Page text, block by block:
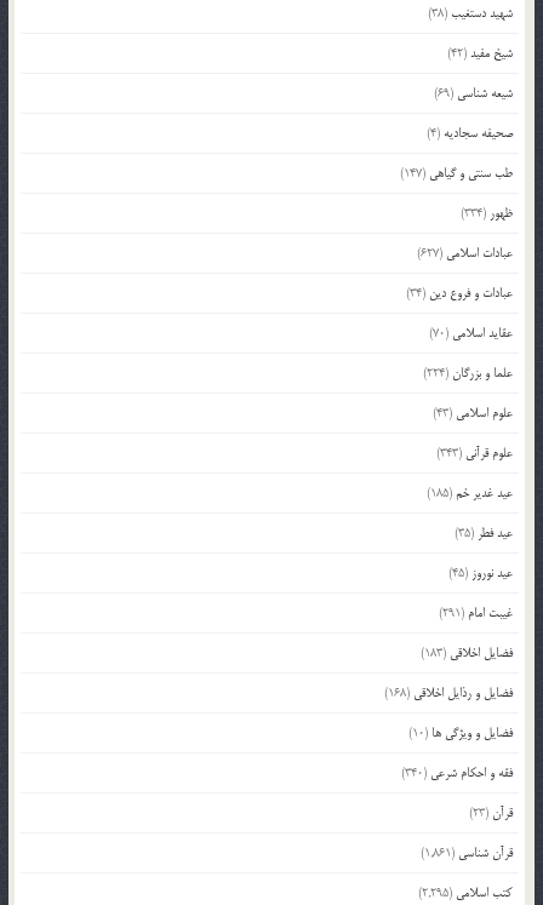
شهید دستغیب(38)
شیخ مفید(42)
شیعه شناسی (69)
صحیفه سجادیه (4)
طب سنتی و گیاهی (147)
ظهور (334)
عبادات اسلامی (627)
عبادات و فروع دین (34)
عقاید اسلامی (70)
علما و بزرگان(224)
علوم اسلامی (43)
علوم قرآنی (343)
عید غدیر خم(185)
عید فطر (35)
عید نوروز (45)
غیبت امام (291)
فضایل اخلاقی (183)
فضایل و رذایل اخلاقی (168)
فضایل و ویژگی ها (10)
فقه و احکام شرعی (340)
قرآن(23)
قرآن شناسی (1,861)
کتب اسلامی (2,295)